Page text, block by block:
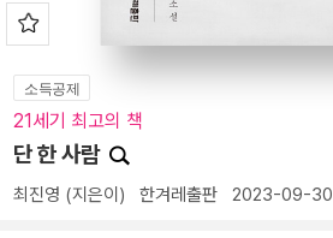
소득공제
21세기 최고의 책
단 한 사람
최진영 (지은이) 한겨레출판 2023-09-30